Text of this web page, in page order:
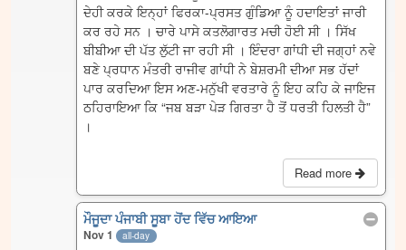
ਦੇਹੀ ਕਰਕੇ ਇਨ੍ਹਾਂ ਫਿਰਕਾ-ਪ੍ਰਸਤ ਗੁੰਡਿਆ ਨੂੰ ਹਦਾਇਤਾਂ ਜਾਰੀ
ਕਰ ਰਹੇ ਸਨ । ਚਾਰੇ ਪਾਸੇ ਕਤਲੋਗਾਰਤ ਮਚੀ ਹੋਈ ਸੀ । ਸਿੱਖ
ਬੀਬੀਆ ਦੀ ਪੱਤ ਲੁੱਟੀ ਜਾ ਰਹੀ ਸੀ । ਇੰਦਰਾ ਗਾਂਧੀ ਦੀ ਜਗ੍ਹਾਂ ਨਵੇ
ਬਣੇ ਪ੍ਰਧਾਨ ਮੰਤਰੀ ਰਾਜੀਵ ਗਾਂਧੀ ਨੇ ਬੇਸ਼ਰਮੀ ਦੀਆ ਸਭ ਹੱਦਾਂ
ਪਾਰ ਕਰਦਿਆ ਇਸ ਅਣ-ਮਨੁੱਖੀ ਵਰਤਾਰੇ ਨੂੰ ਇਹ ਕਹਿ ਕੇ ਜਾਇਜ
ਠਹਿਰਾਇਆ ਕਿ “ਜਬ ਬੜਾ ਪੇੜ ਗਿਰਤਾ ਹੈ ਤੋਂ ਧਰਤੀ ਹਿਲਤੀ ਹੈ”
।
Read more
ਮੌਜੂਦਾ ਪੰਜਾਬੀ ਸੂਬਾ ਹੋਂਦ ਵਿੱਚ ਆਇਆ
Nov 1 all-day